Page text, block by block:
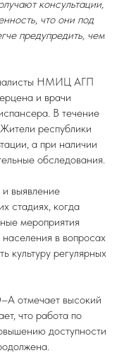
консультации,
что они под
предупредить, чем
НМИЦ АГП
и врачи
В течение
республики
а при наличии
обследования.
выявление
стадиях, когда
мероприятия
в вопросах
культуру регулярных
отмечает высокий
что работа по
доступности